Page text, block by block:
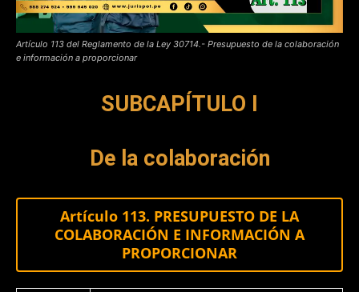
Artículo 113 del Reglamento de la Ley 30714.- Presupuesto de la colaboración
e información a proporcionar
SUBCAPÍTULO I
De la colaboración
Artículo 113. PRESUPUESTO DE LA
COLABORACIÓN E INFORMACIÓN A
PROPORCIONAR